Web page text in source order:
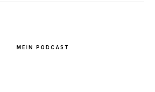
MEIN PODCAST